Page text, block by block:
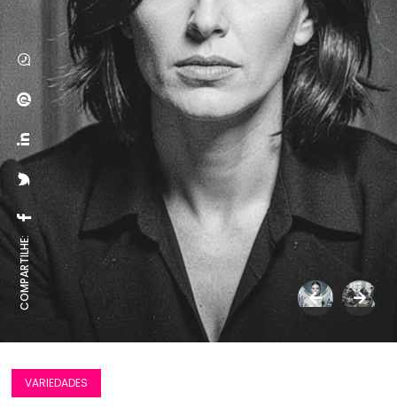
COMPARTILHE:
VARIEDADES